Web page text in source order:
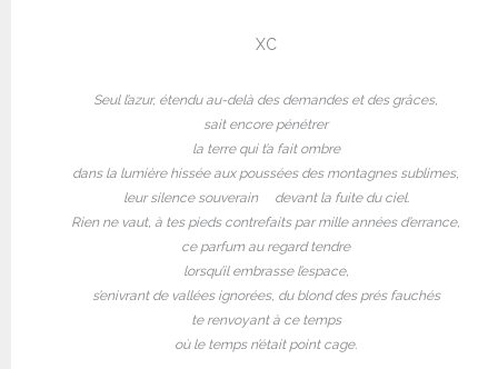
XC
Seul l’azur, étendu au-delà des demandes et des grâces,
sait encore pénétrer
la terre qui t’a fait ombre
dans la lumière hissée aux poussées des montagnes sublimes,
leur silence souverain
devant la fuite du ciel.
Rien ne vaut, à tes pieds contrefaits par mille années d’errance,
ce parfum au regard tendre
lorsqu’il embrasse l’espace,
s’enivrant de vallées ignorées, du blond des prés fauchés
te renvoyant à ce temps
où le temps n’était point cage.